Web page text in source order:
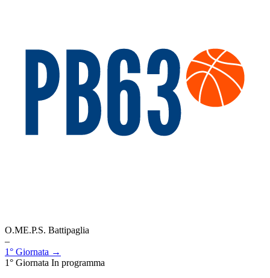
O.ME.P.S. Battipaglia
–
1° Giornata →
1° Giornata In programma